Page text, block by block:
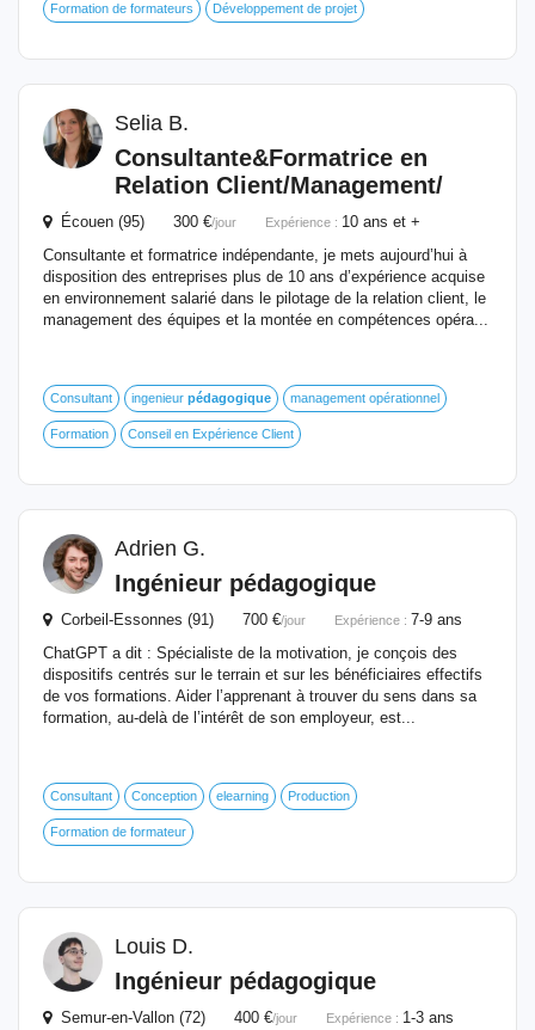
Formation de formateurs Développement de projet
Selia B.
Consultante&Formatrice en
Relation Client/Management/
Écouen (95) 300 €/jour Expérience : 10 ans et +
Consultante et formatrice indépendante, je mets aujourd’hui à
disposition des entreprises plus de 10 ans d’expérience acquise
en environnement salarié dans le pilotage de la relation client, le
management des équipes et la montée en compétences opéra...
Consultant ingenieur pédagogique management opérationnel
Formation Conseil en Expérience Client
Adrien G.
Ingénieur pédagogique
Corbeil-Essonnes (91) 700 €/jour Expérience : 7-9 ans
ChatGPT a dit : Spécialiste de la motivation, je conçois des
dispositifs centrés sur le terrain et sur les bénéficiaires effectifs
de vos formations. Aider l’apprenant à trouver du sens dans sa
formation, au-delà de l’intérêt de son employeur, est...
Consultant Conception elearning Production
Formation de formateur
Louis D.
Ingénieur pédagogique
Semur-en-Vallon (72) 400 €/jour Expérience : 1-3 ans